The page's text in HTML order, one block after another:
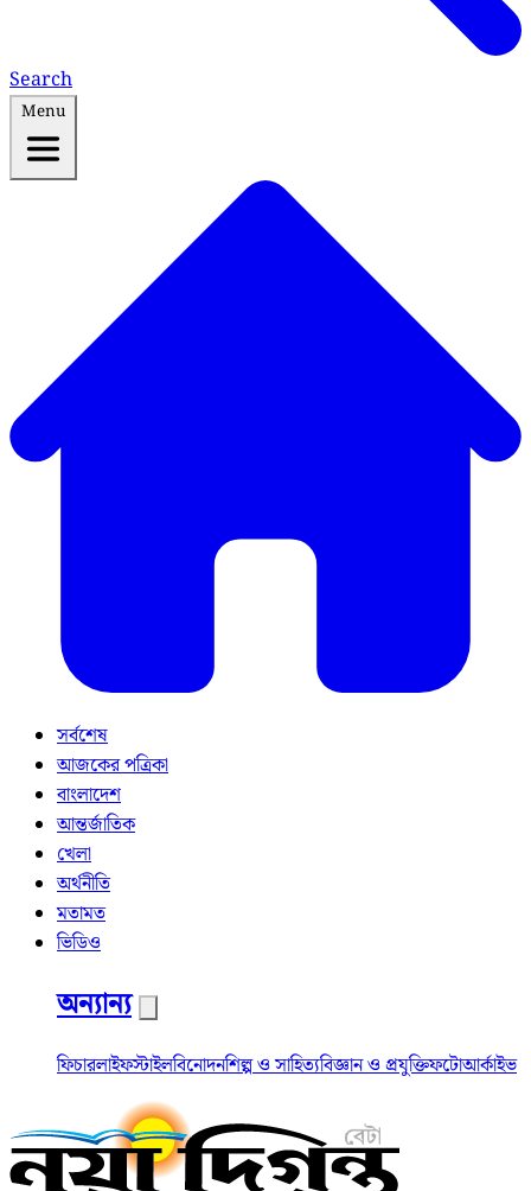
Search
Menu
সর্বশেষ
আজকের পত্রিকা
বাংলাদেশ
আন্তর্জাতিক
খেলা
অর্থনীতি
মতামত
ভিডিও
অন্যান্য
ফিচারলাইফস্টাইলবিনোদনশিল্প ও সাহিত্যবিজ্ঞান ও প্রযুক্তিফটোআর্কাইভ